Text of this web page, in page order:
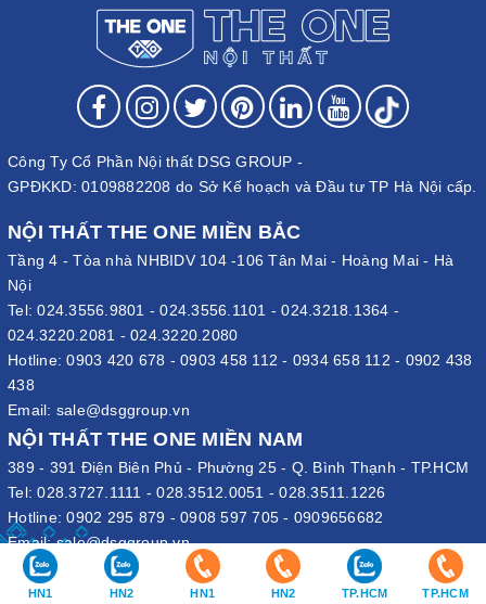
Công Ty Cổ Phần Nội thất DSG GROUP -
GPĐKKD: 0109882208 do Sở Kế hoạch và Đầu tư TP Hà Nội cấp.
NỘI THẤT THE ONE MIỀN BẮC
Tầng 4 - Tòa nhà NHBIDV 104 -106 Tân Mai - Hoàng Mai - Hà
Nội
Tel:024.3556.9801 -024.3556.1101 -024.3218.1364 -
024.3220.2081 - 024.3220.2080
Hotline:0903 420 678 - 0903 458 112 - 0934 658 112 - 0902 438
438
Email: sale@dsggroup.vn
NỘI THẤT THE ONE MIỀN NAM
389 - 391 Điện Biên Phủ - Phường 25 - Q. Bình Thạnh - TP.HCM
Tel:028.3727.1111 -028.3512.0051 -028.3511.1226
Hotline:0902 295 879 - 0908 597 705 - 0909656682
Email:sale@dsggroup.vn
VĂN PHÒNG TẬP ĐOÀN
109 Trần Hưng Đạo - P. Cửa Nam - Q. Hoàn Kiếm - Hà Nội
HN1 HN2 HN1 HN2 TP.HCM TP.HCM